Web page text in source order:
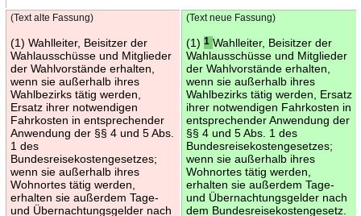
(Text alte Fassung)
(1) Wahlleiter, Beisitzer der
Wahlausschüsse und Mitglieder
der Wahlvorstände erhalten,
wenn sie außerhalb ihres
Wahlbezirks tätig werden,
Ersatz ihrer notwendigen
Fahrkosten in entsprechender
Anwendung der §§ 4 und 5 Abs.
1 des
Bundesreisekostengesetzes;
wenn sie außerhalb ihres
Wohnortes tätig werden,
erhalten sie außerdem Tage-
und Übernachtungsgelder nach
(Text neue Fassung)
(1) 1 Wahlleiter, Beisitzer der
Wahlausschüsse und Mitglieder
der Wahlvorstände erhalten,
wenn sie außerhalb ihres
Wahlbezirks tätig werden, Ersatz
ihrer notwendigen Fahrkosten in
entsprechender Anwendung der
§§ 4 und 5 Abs. 1 des
Bundesreisekostengesetzes;
wenn sie außerhalb ihres
Wohnortes tätig werden,
erhalten sie außerdem Tage-
und Übernachtungsgelder nach
dem Bundesreisekostengesetz.